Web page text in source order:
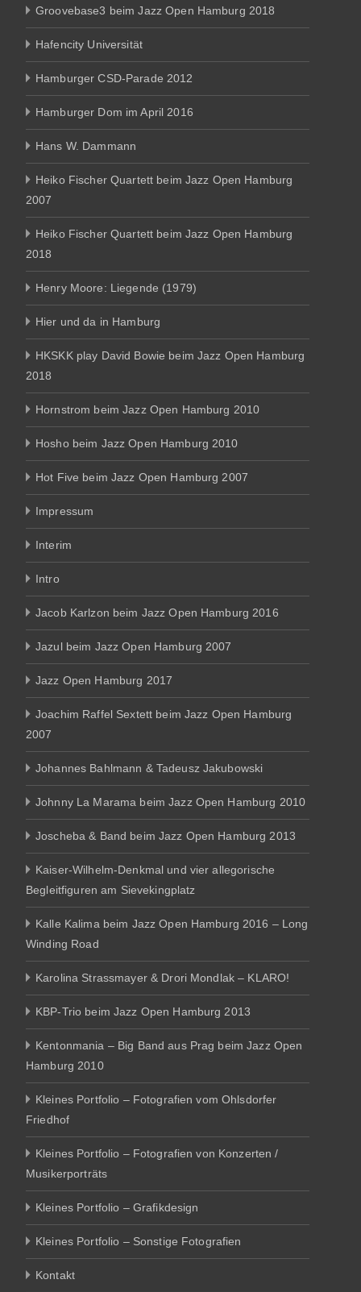
Groovebase3 beim Jazz Open Hamburg 2018
Hafencity Universität
Hamburger CSD-Parade 2012
Hamburger Dom im April 2016
Hans W. Dammann
Heiko Fischer Quartett beim Jazz Open Hamburg
2007
Heiko Fischer Quartett beim Jazz Open Hamburg
2018
Henry Moore: Liegende (1979)
Hier und da in Hamburg
HKSKK play David Bowie beim Jazz Open Hamburg
2018
Hornstrom beim Jazz Open Hamburg 2010
Hosho beim Jazz Open Hamburg 2010
Hot Five beim Jazz Open Hamburg 2007
Impressum
Interim
Intro
Jacob Karlzon beim Jazz Open Hamburg 2016
Jazul beim Jazz Open Hamburg 2007
Jazz Open Hamburg 2017
Joachim Raffel Sextett beim Jazz Open Hamburg
2007
Johannes Bahlmann & Tadeusz Jakubowski
Johnny La Marama beim Jazz Open Hamburg 2010
Joscheba & Band beim Jazz Open Hamburg 2013
Kaiser-Wilhelm-Denkmal und vier allegorische
Begleitfiguren am Sievekingplatz
Kalle Kalima beim Jazz Open Hamburg 2016 – Long
Winding Road
Karolina Strassmayer & Drori Mondlak – KLARO!
KBP-Trio beim Jazz Open Hamburg 2013
Kentonmania – Big Band aus Prag beim Jazz Open
Hamburg 2010
Kleines Portfolio – Fotografien vom Ohlsdorfer
Friedhof
Kleines Portfolio – Fotografien von Konzerten /
Musikerporträts
Kleines Portfolio – Grafikdesign
Kleines Portfolio – Sonstige Fotografien
Kontakt